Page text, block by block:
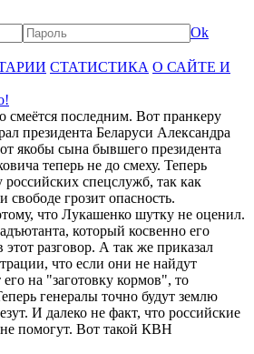
Ok
СТАТИСТИКА О САЙТЕ И
смеётся последним. Вот пранкеру
президента Беларуси Александра
якобы сына бывшего президента
теперь не до смеху. Теперь
спецслужб, так как
свободе грозит опасность.
что Лукашенко шутку не оценил.
который косвенно его
этот разговор. А так же приказал
что если они не найдут
на "заготовку кормов", то
генералы точно будут землю
И далеко не факт, что российские
помогут. Вот такой КВН